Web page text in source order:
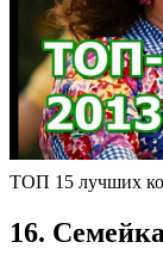
ТОП 15 лучших
16.